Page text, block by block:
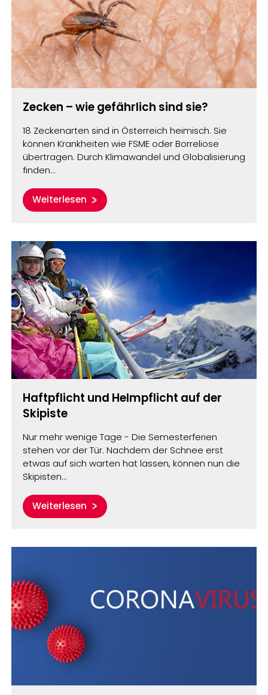
Zecken – wie gefährlich sind sie?
18 Zeckenarten sind in Österreich heimisch. Sie
können Krankheiten wie FSME oder Borreliose
übertragen. Durch Klimawandel und Globalisierung
finden…
Weiterlesen
Haftpflicht und Helmpflicht auf der
Skipiste
Nur mehr wenige Tage - Die Semesterferien
stehen vor der Tür. Nachdem der Schnee erst
etwas auf sich warten hat lassen, können nun die
Skipisten…
Weiterlesen